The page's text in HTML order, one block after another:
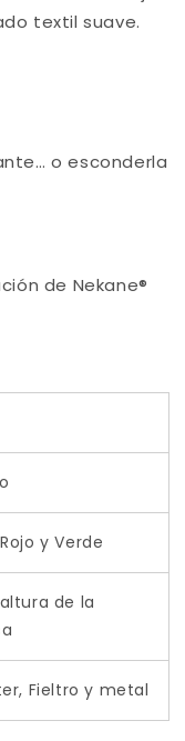
textil suave.
o esconderla
de Nekane®
y Verde
de la
Fieltro y metal